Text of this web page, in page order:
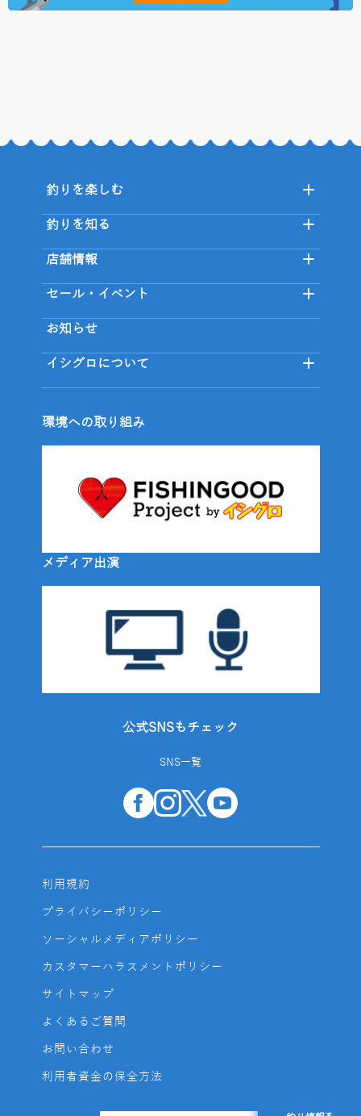
釣りを楽しむ
釣りを知る
店舗情報
セール・イベント
お知らせ
イシグロについて
環境への取り組み
メディア出演
公式SNSもチェック
SNS一覧
利用規約
プライバシーポリシー
ソーシャルメディアポリシー
カスタマーハラスメントポリシー
サイトマップ
よくあるご質問
お問い合わせ
利用者資金の保全方法